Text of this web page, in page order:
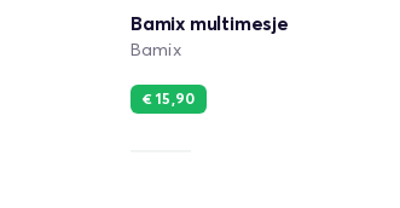
Bamix multimesje
Bamix
€ 15,90